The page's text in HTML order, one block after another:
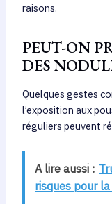
raisons.
PEUT-ON
DES
Quelques gestes
l’exposition aux
réguliers peuvent
A lire aussi :
risques pour